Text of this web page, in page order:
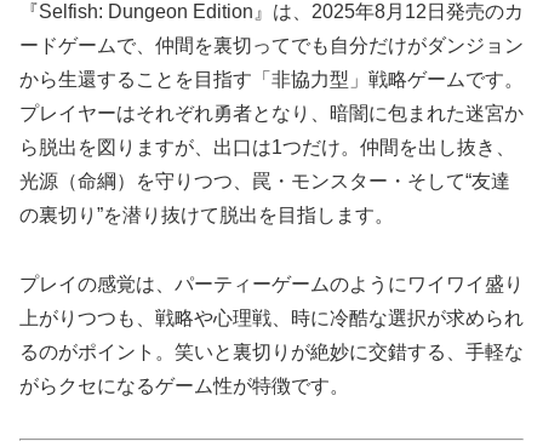
『Selfish: Dungeon Edition』は、2025年8月12日発売のカ
ードゲームで、仲間を裏切ってでも自分だけがダンジョン
から生還することを目指す「非協力型」戦略ゲームです。
プレイヤーはそれぞれ勇者となり、暗闇に包まれた迷宮か
ら脱出を図りますが、出口は1つだけ。仲間を出し抜き、
光源（命綱）を守りつつ、罠・モンスター・そして“友達
の裏切り”を潜り抜けて脱出を目指します。
プレイの感覚は、パーティーゲームのようにワイワイ盛り
上がりつつも、戦略や心理戦、時に冷酷な選択が求められ
るのがポイント。笑いと裏切りが絶妙に交錯する、手軽な
がらクセになるゲーム性が特徴です。